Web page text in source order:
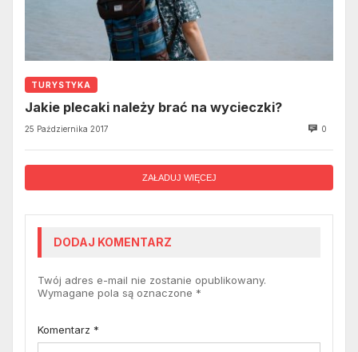
TURYSTYKA
Jakie plecaki należy brać na wycieczki?
25 Października 2017 0
ZAŁADUJ WIĘCEJ
DODAJ KOMENTARZ
Twój adres e-mail nie zostanie opublikowany.
Wymagane pola są oznaczone *
Komentarz *